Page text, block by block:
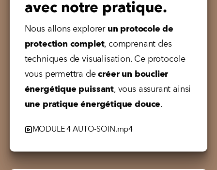
avec notre pratique.
Nous allons explorer un protocole de
protection complet, comprenant des
techniques de visualisation. Ce protocole
vous permettra de créer un bouclier
énergétique puissant
une pratique énergétique douce.
MODULE 4 AUTO-SOIN.mp4